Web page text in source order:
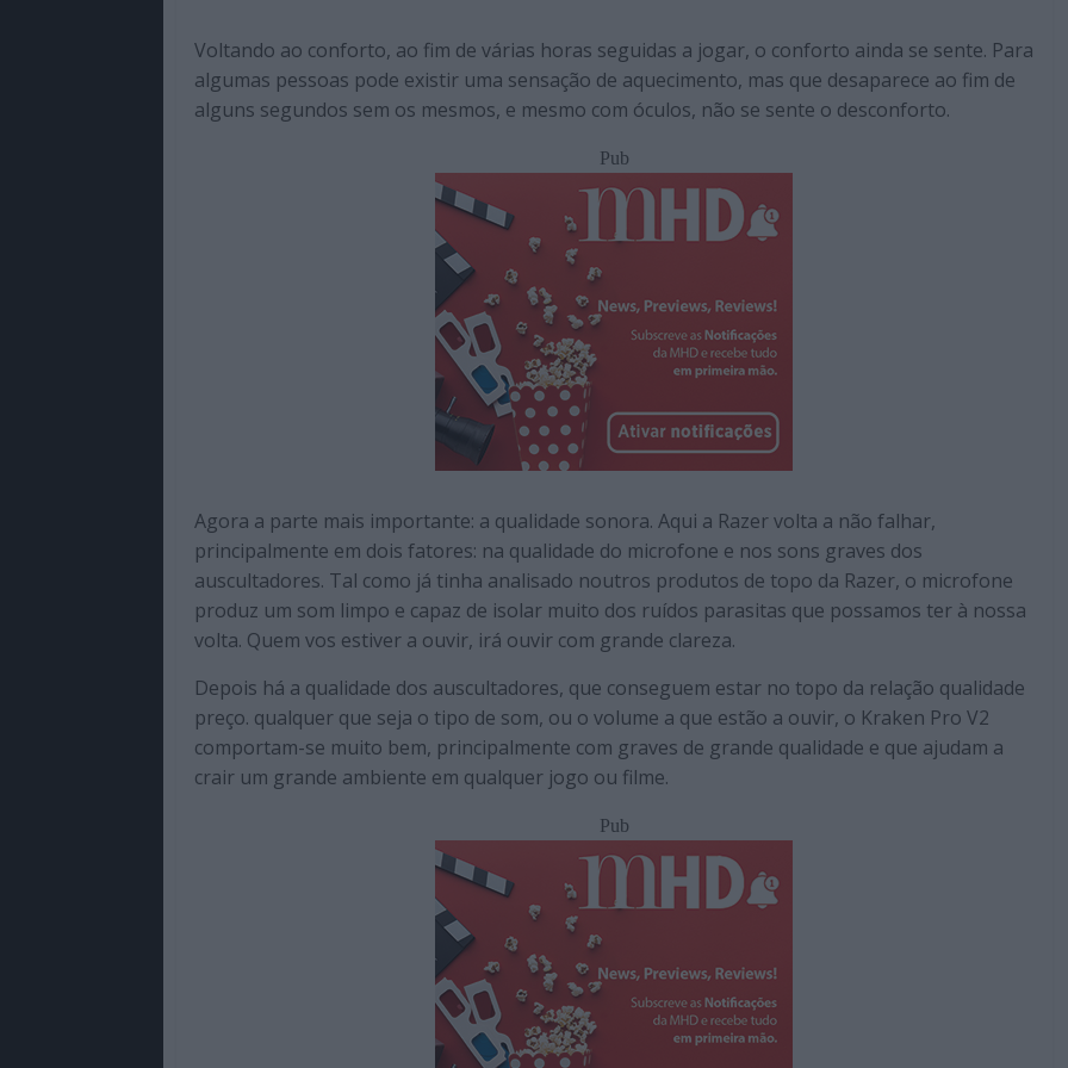
Voltando ao conforto, ao fim de várias horas seguidas a jogar, o conforto ainda se sente. Para
algumas pessoas pode existir uma sensação de aquecimento, mas que desaparece ao fim de
alguns segundos sem os mesmos, e mesmo com óculos, não se sente o desconforto.
Pub
Agora a parte mais importante: a qualidade sonora. Aqui a Razer volta a não falhar,
principalmente em dois fatores: na qualidade do microfone e nos sons graves dos
auscultadores. Tal como já tinha analisado noutros produtos de topo da Razer, o microfone
produz um som limpo e capaz de isolar muito dos ruídos parasitas que possamos ter à nossa
volta. Quem vos estiver a ouvir, irá ouvir com grande clareza.
Depois há a qualidade dos auscultadores, que conseguem estar no topo da relação qualidade
preço. qualquer que seja o tipo de som, ou o volume a que estão a ouvir, o Kraken Pro V2
comportam-se muito bem, principalmente com graves de grande qualidade e que ajudam a
crair um grande ambiente em qualquer jogo ou filme.
Pub